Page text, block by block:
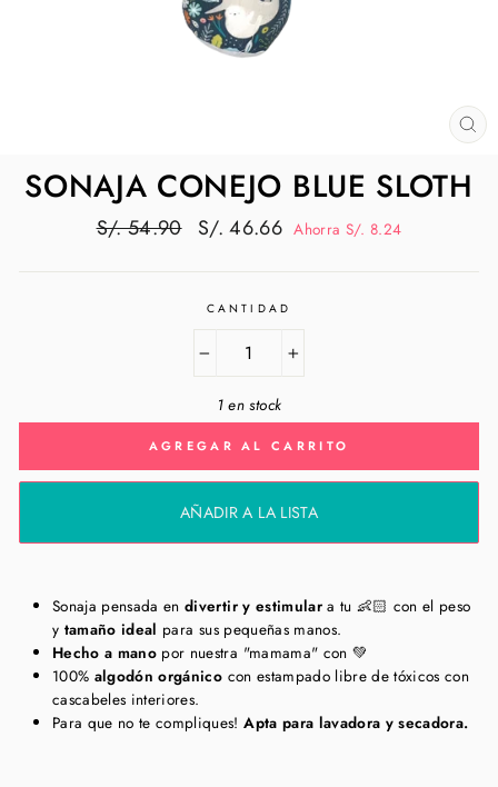
SONAJA CONEJO BLUE SLOTH
Precio
S/. 54.90
Precio
oferta
S/. 46.66 Ahorra S/. 8.24
CANTIDAD
+
1 en stock
AGREGAR AL CARRITO
AÑADIR A LA LISTA
Sonaja pensada en divertir y estimular a tu 👶🏻 con el peso
y tamaño ideal para sus pequeñas manos.
Hecho a mano por nuestra "mamama" con 💚
100% algodón orgánico con estampado libre de tóxicos con
cascabeles interiores.
Para que no te compliques! Apta para lavadora y secadora.